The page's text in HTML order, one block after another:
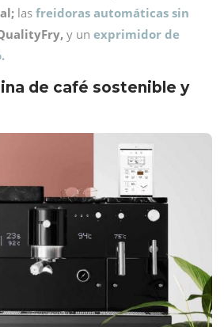
las freidoras automáticas sin
y un exprimidor de
de café sostenible y